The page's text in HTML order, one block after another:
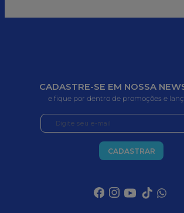
CADASTRE-SE EM NOSSA
e fique por dentro de promoções e
CADASTRAR